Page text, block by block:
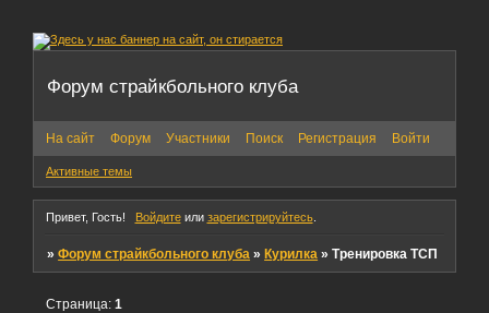
Форум страйкбольного клуба
На сайт Форум Участники Поиск Регистрация Войти
Активные темы
Привет, Гость! Войдитеили зарегистрируйтесь.
»Форум страйкбольного клуба »Курилка »Тренировка ТСП
Страница:1